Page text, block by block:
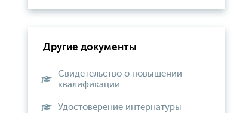
Другие документы
Свидетельство о повышении
квалификации
Удостоверение интернатуры